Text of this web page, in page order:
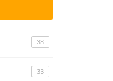
38
33